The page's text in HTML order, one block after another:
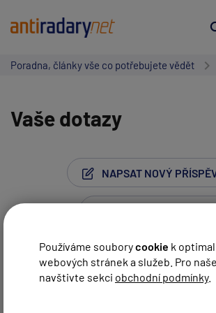
Používáme souborycookie k
webových stránek a služeb. Pro
navštivte sekci obchodní podmínky.
Poradna, články vše co potřebujete vědět
Vaše dotazy
NAPSAT NOVÝ
Stránka: 1 … 45 46 47